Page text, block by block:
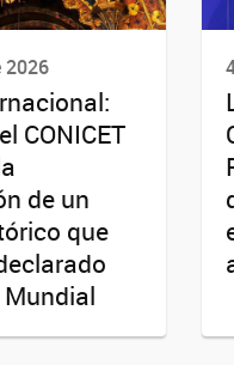
2026
CONICET
de un
que